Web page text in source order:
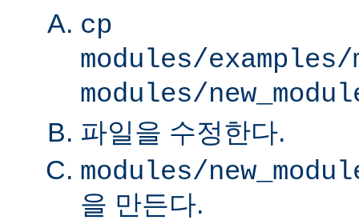
cp
modules/examples/
modules/
파일을 수정한다.
modules/
을 만든다.